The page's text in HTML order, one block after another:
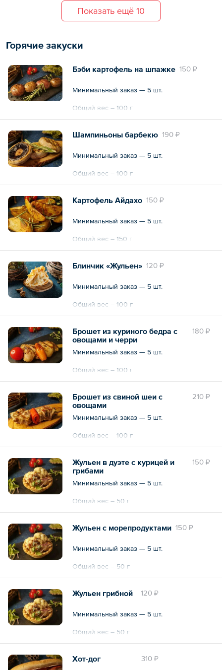
Показать ещё 10
Горячие закуски
150 ₽
Бэби картофель на шпажке
Минимальный заказ — 5 шт.
Общий вес – 100 г
190 ₽
Шампиньоны барбекю
Минимальный заказ — 5 шт.
Общий вес – 100 г
150 ₽
Картофель Айдахо
Минимальный заказ — 5 шт.
Общий вес – 150 г
120 ₽
Блинчик «Жульен»
Минимальный заказ — 5 шт.
Общий вес – 100 г
180 ₽
Брошет из куриного бедра с
овощами и черри
Минимальный заказ — 5 шт.
Общий вес – 100 г
210 ₽
Брошет из свиной шеи с
овощами
Минимальный заказ — 5 шт.
Общий вес – 100 г
150 ₽
Жульен в дуэте с курицей и
грибами
Минимальный заказ — 5 шт.
Общий вес – 50 г
150 ₽
Жульен с морепродуктами
Минимальный заказ — 5 шт.
Общий вес – 50 г
120 ₽
Жульен грибной
Минимальный заказ — 5 шт.
Общий вес – 50 г
310 ₽
Хот-дог